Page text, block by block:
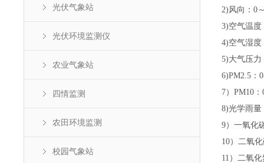
光伏气象站
光伏环境监测仪
农业气象站
四情监测
农田环境监测
校园气象站
2)风向：0
3)空气温
4)空气湿度
5)大气压力
6)PM2.5：
7）PM10
8)光学雨量
9）一氧化
10）二氧
11）二氧